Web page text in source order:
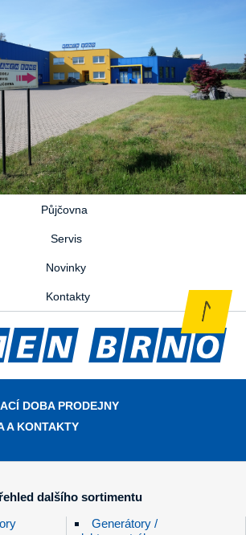
Půjčovna
Servis
Novinky
Kontakty
DOBA PRODEJNY
A KONTAKTY
dalšího sortimentu
Generátory /